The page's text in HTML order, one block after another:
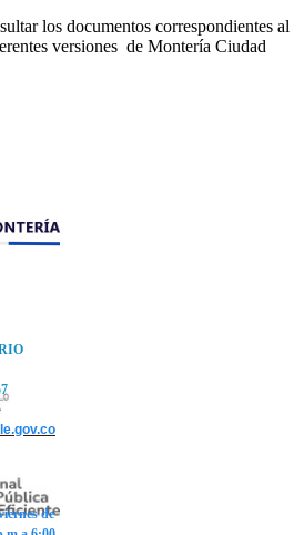
los documentos correspondientes al
versiones de Montería Ciudad
de